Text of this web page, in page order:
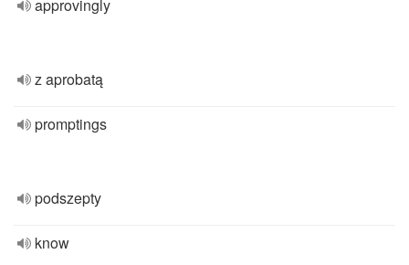
approvingly
z aprobatą
promptings
podszepty
know